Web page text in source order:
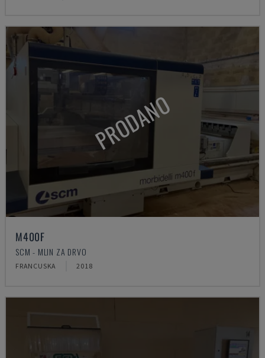
PRODANO
M400F
SCM - MLIN ZA DRVO
FRANCUSKA 2018